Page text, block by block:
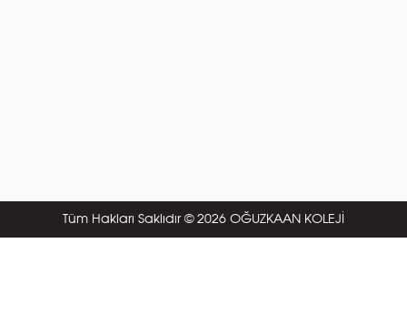
Tüm Hakları Saklıdır © 2026 OĞUZKAAN KOLEJİ